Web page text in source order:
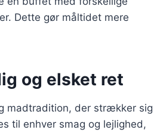
Dette gør måltidet mere
og elsket ret
madtradition, der strækker sig
til enhver smag og lejlighed,